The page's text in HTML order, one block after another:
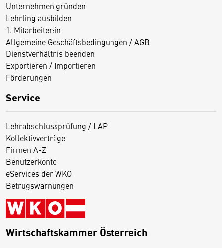
Unternehmen gründen
Lehrling ausbilden
1. Mitarbeiter:in
Allgemeine Geschäftsbedingungen / AGB
Dienstverhältnis beenden
Exportieren / Importieren
Förderungen
Service
Lehrabschlussprüfung / LAP
Kollektivverträge
Firmen A-Z
Benutzerkonto
eServices der WKO
Betrugswarnungen
Wirtschaftskammer Österreich